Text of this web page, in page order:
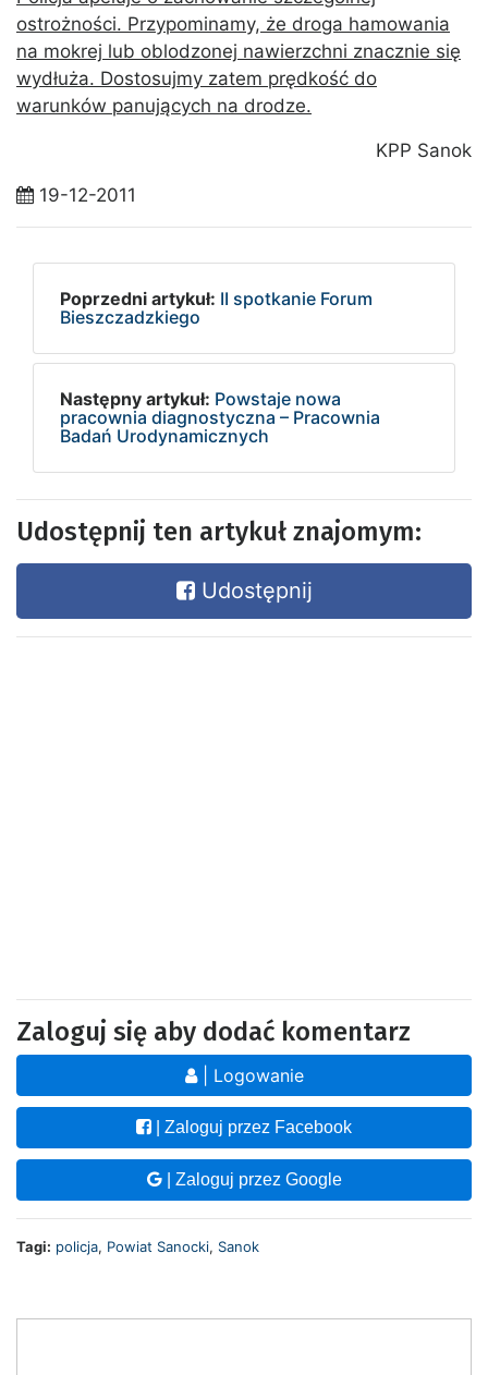
ostrożności. Przypominamy, że droga hamowania
na mokrej lub oblodzonej nawierzchni znacznie się
wydłuża. Dostosujmy zatem prędkość do
warunków panujących na drodze.
KPP Sanok
19-12-2011
Poprzedni artykuł: II spotkanie Forum
Bieszczadzkiego
Następny artykuł: Powstaje nowa
pracownia diagnostyczna – Pracownia
Badań Urodynamicznych
Udostępnij ten artykuł znajomym:
Udostępnij
Zaloguj się aby dodać komentarz
| Logowanie
| Zaloguj przez Facebook
| Zaloguj przez Google
Tagi: policja, Powiat Sanocki, Sanok